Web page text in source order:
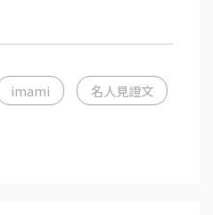
imami 名人見證文